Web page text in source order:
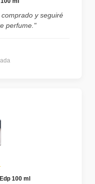
y seguiré
perfume."
100 ml